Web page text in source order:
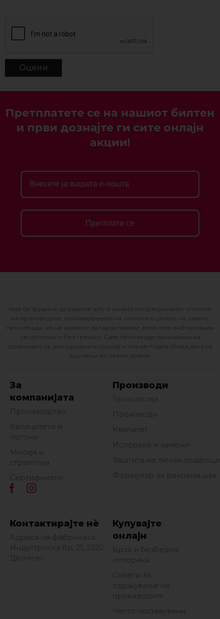
Претплатете се на нашиот билтен
и први дознајте ги сите онлајн
акции!
Претплати се
Ние се трудиме да бидеме што е можно попрецизни во описите
на производите, прикажувањата на сликите и цените на самите
производи, но не можеме да гарантираме дека сите информации
се целосни и без грешки. Сите производи прикажани на
страницата се дел од нашата понуда и тоа не подразбира дека се
достапни во секое време.
За
компанијата
Производство
Капацитети и
погони
Мисија и
стратегија
Сертификати
Производи
Технологија
Производи
Квалитет
Испорака и замени
Заштита на лични податоци
Формулар за рекламација
Контактирајте нè
Адреса на фабриката:
Индустриска бр. 21, 2320
Делчево
Купувајте
онлајн
Брза и безбедна
испорака
Совети за
одржување на
производите
Често поставувани